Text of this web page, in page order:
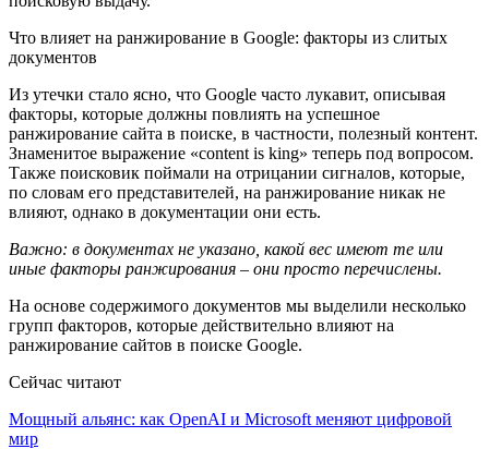
Что влияет на ранжирование в Google: факторы из слитых
документов
Из утечки стало ясно, что Google часто лукавит, описывая
факторы, которые должны повлиять на успешное
ранжирование сайта в поиске, в частности, полезный контент.
Знаменитое выражение «content is king» теперь под вопросом.
Также поисковик поймали на отрицании сигналов, которые,
по словам его представителей, на ранжирование никак не
влияют, однако в документации они есть.
Важно: в документах не указано, какой вес имеют те или
иные факторы ранжирования – они просто перечислены.
На основе содержимого документов мы выделили несколько
групп факторов, которые действительно влияют на
ранжирование сайтов в поиске Google.
Сейчас читают
Мощный альянс: как OpenAI и Microsoft меняют цифровой
мир